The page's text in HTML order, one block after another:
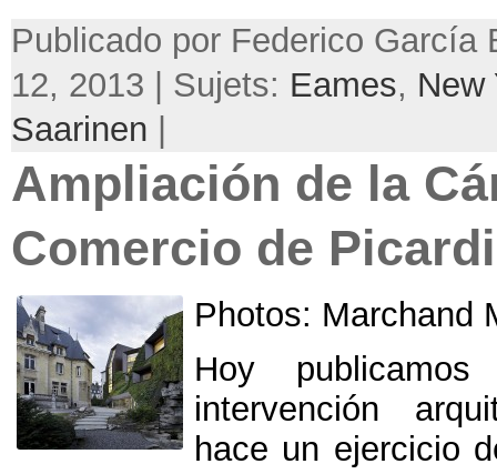
Publicado por Federico García
12, 2013 | Sujets: Eames, New
Saarinen
Ampliación de la
Comercio de
Photos: Marchand
Hoy
intervención
hace un ejercicio